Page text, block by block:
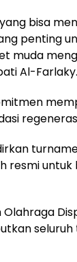
bisa
penting
muda
Al-Farlaky.
resmi untuk